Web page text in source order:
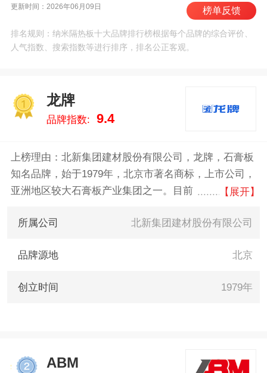
威/Rockwool、欧文斯科宁、赢胜/WINCELL、金
隅/BBMG、华美橡塑/HUAMEI、依索维尔/ISOVER、
鲁阳/LUYANG 。我们致力于用最真实的数据告诉您纳
米隔热板什么牌子好，供您参考。
更新时间：2026年06月09日 榜单反馈
排名规则：纳米隔热板十大品牌排行榜根据每个品牌的综合评价、
人气指数、搜索指数等进行排序，排名公正客观。
龙牌
品牌指数: 9.4
上榜理由：北新集团建材股份有限公司，龙牌，石膏板
知名品牌，始于1979年，北京市著名商标，上市公司，
亚洲地区较大石膏板产业集团之一。目前，北新建材使
钢龙骨、烤漆龙骨、岩棉、涂料等。
【展开】
所属公司 北新集团建材股份有限公司
品牌源地 北京
创立时间 1979年
ABM